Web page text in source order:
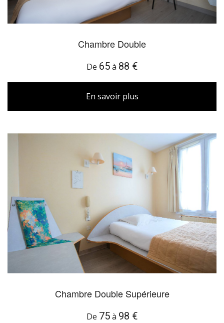
Chambre Double
De 65à 88 €
En savoir plus
Chambre Double Supérieure
De 75à 98 €